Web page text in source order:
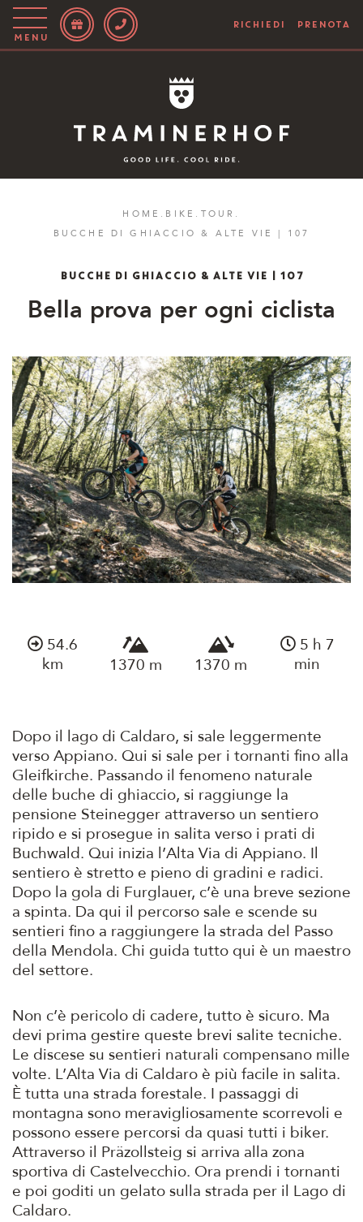
Story
Hotel
Camere
Bike
Blog
Menu
RICHIEDI PRENOTA
HOME . BIKE . TOUR .
BUCCHE DI GHIACCIO & ALTE VIE | 107
BUCCHE DI GHIACCIO & ALTE VIE | 107
Bella prova per ogni ciclista
54.6
km
1370 m 1370 m
5 h 7
min
Dopo il lago di Caldaro, si sale leggermente
verso Appiano. Qui si sale per i tornanti fino alla
Gleifkirche. Passando il fenomeno naturale
delle buche di ghiaccio, si raggiunge la
pensione Steinegger attraverso un sentiero
ripido e si prosegue in salita verso i prati di
Buchwald. Qui inizia l’Alta Via di Appiano. Il
sentiero è stretto e pieno di gradini e radici.
Dopo la gola di Furglauer, c’è una breve sezione
a spinta. Da qui il percorso sale e scende su
sentieri fino a raggiungere la strada del Passo
della Mendola. Chi guida tutto qui è un maestro
del settore.
Non c’è pericolo di cadere, tutto è sicuro. Ma
devi prima gestire queste brevi salite tecniche.
Le discese su sentieri naturali compensano mille
volte. L’Alta Via di Caldaro è più facile in salita.
È tutta una strada forestale. I passaggi di
montagna sono meravigliosamente scorrevoli e
possono essere percorsi da quasi tutti i biker.
Attraverso il Präzollsteig si arriva alla zona
sportiva di Castelvecchio. Ora prendi i tornanti
e poi goditi un gelato sulla strada per il Lago di
Caldaro.